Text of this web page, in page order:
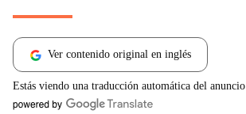
Ver contenido original en inglés
Estás viendo una traducción automática del anuncio